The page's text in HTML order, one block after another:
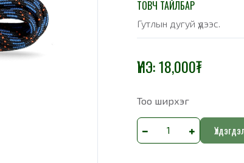
ТОВЧ ТАЙЛБАР
Гутлын дугуй үдээс.
ҮНЭ:18,000₮
Тоо ширхэг